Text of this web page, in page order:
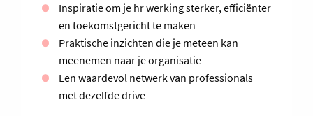
Inspiratie om je hr werking sterker, efficiënter
en toekomstgericht te maken
Praktische inzichten die je meteen kan
meenemen naar je organisatie
Een waardevol netwerk van professionals
met dezelfde drive